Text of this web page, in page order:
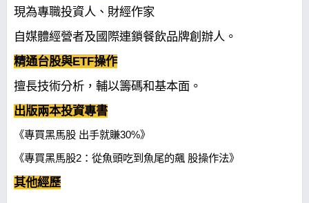
現為專職投資人、財經作家
自媒體經營者及國際連鎖餐飲品牌創辦人。
精通台股與ETF操作
擅長技術分析，輔以籌碼和基本面。
出版兩本投資專書
《專買黑馬股 出手就賺30%》
《專買黑馬股2：從魚頭吃到魚尾的飆 股操作法》
其他經歷